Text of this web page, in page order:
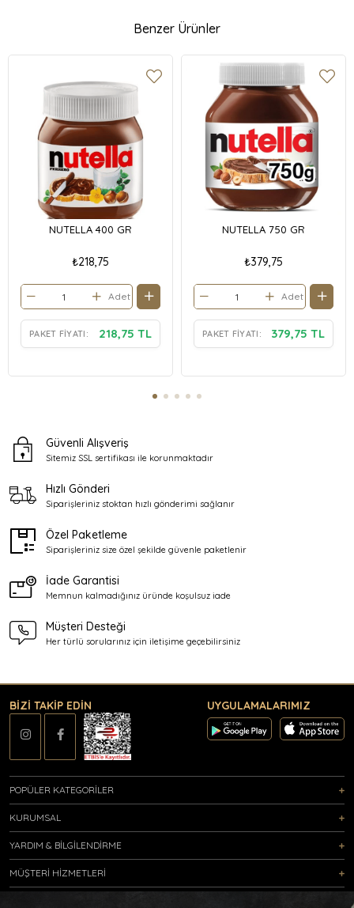
miktarda ürünü ekonomik bir şekilde sunar.
Benzer Ürünler
NUTELLA 400 GR
₺218,75
Adet
PAKET FIYATI: 218,75 TL
NUTELLA 750 GR
₺379,75
Adet
PAKET FIYATI: 379,75 TL
Güvenli Alışveriş
Sitemiz SSL sertifikası ile korunmaktadır
Hızlı Gönderi
Siparişleriniz stoktan hızlı gönderimi sağlanır
Özel Paketleme
Siparişleriniz size özel şekilde güvenle paketlenir
İade Garantisi
Memnun kalmadığınız üründe koşulsuz iade
Müşteri Desteği
Her türlü sorularınız için iletişime geçebilirsiniz
BİZİ TAKİP EDİN UYGULAMALARIMIZ
POPÜLER KATEGORİLER
KURUMSAL
YARDIM & BİLGİLENDİRME
MÜŞTERİ HİZMETLERİ